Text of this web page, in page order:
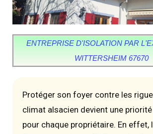
ENTREPRISE D'ISOLATION PAR
WITTERSHEIM 67670
Protéger son foyer contre les
climat alsacien devient une
pour chaque propriétaire. En effet,